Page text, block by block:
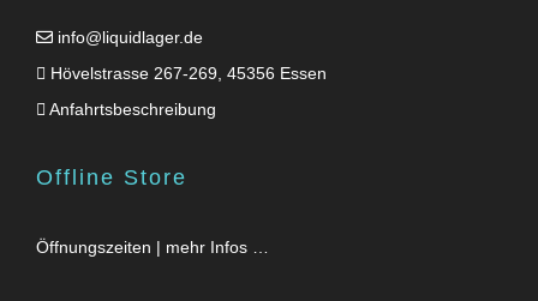
info@liquidlager.de
Hövelstrasse 267-269, 45356 Essen
Anfahrtsbeschreibung
Offline Store
Öffnungszeiten | mehr Infos …